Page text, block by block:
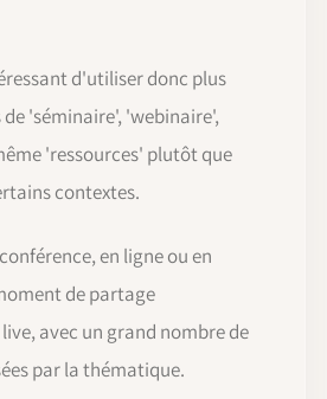
d'utiliser donc plus
'séminaire', 'webinaire',
'ressources' plutôt que
contextes.
en ligne ou en
de partage
avec un grand nombre de
par la thématique.